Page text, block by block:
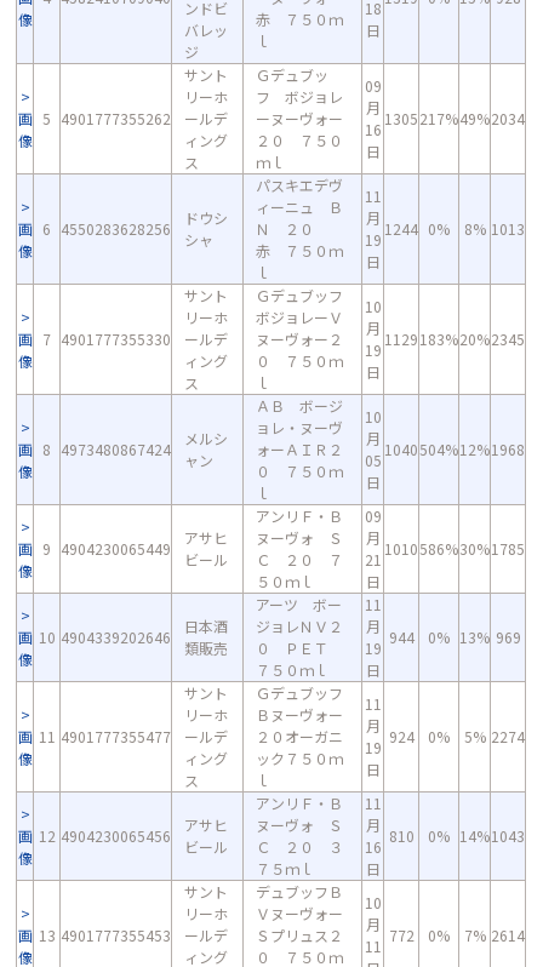
像
ンドビ
バレッ
ジ
赤 ７５０ｍ
ｌ
18
日
画
像
5 4901777355262
サント
リーホ
ールデ
ィング
ス
Ｇデュブッ
フ ボジョレ
ーヌーヴォー
２０ ７５０
ｍｌ
09
月
16
日
1305217%49%2034
画
像
6 4550283628256
ドウシ
シャ
パスキエデヴ
ィーニュ Ｂ
Ｎ ２０
赤 ７５０ｍ
ｌ
11
月
19
日
1244 0% 8% 1013
画
像
7 4901777355330
サント
リーホ
ールデ
ィング
ス
Ｇデュブッフ
ボジョレーＶ
ヌーヴォー２
０ ７５０ｍ
ｌ
10
月
19
日
1129183%20%2345
画
像
8 4973480867424
メルシ
ャン
ＡＢ ボージ
ョレ・ヌーヴ
ォーＡＩＲ２
０ ７５０ｍ
ｌ
10
月
05
日
1040504%12%1968
画
像
9 4904230065449
アサヒ
ビール
アンリＦ・Ｂ
ヌーヴォ Ｓ
Ｃ ２０ ７
５０ｍｌ
09
月
21
日
1010586%30%1785
画
像
10 4904339202646
日本酒
類販売
アーツ ボー
ジョレＮＶ２
０ ＰＥＴ
７５０ｍｌ
11
月
19
日
944 0% 13% 969
画
像
11 4901777355477
サント
リーホ
ールデ
ィング
ス
Ｇデュブッフ
Ｂヌーヴォー
２０オーガニ
ック７５０ｍ
ｌ
11
月
19
日
924 0% 5% 2274
画
像
12 4904230065456
アサヒ
ビール
アンリＦ・Ｂ
ヌーヴォ Ｓ
Ｃ ２０ ３
７５ｍｌ
11
月
16
日
810 0% 14%1043
画
像
13 4901777355453
サント
リーホ
ールデ
ィング
デュブッフＢ
Ｖヌーヴォー
Ｓプリュス２
０ ７５０ｍ
10
月
11
772 0% 7% 2614